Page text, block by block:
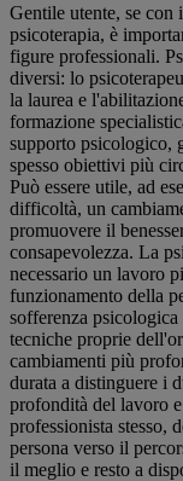
Gentile utente, se
psicoterapia, è
figure professionali.
diversi: lo
la laurea e
formazione
supporto psicologico,
spesso obiettivi più
Può essere utile, ad
difficoltà, un
promuovere il
consapevolezza. La
necessario un lavoro
funzionamento della
sofferenza
tecniche proprie
cambiamenti più
durata a distinguere i
profondità del lavoro
professionista stesso,
persona verso il
il meglio e resto a